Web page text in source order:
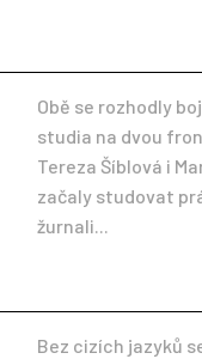
Obě se rozhodly
studia na dvou
Tereza Šíblová i
začaly studovat
žurnali...
Bez cizích jazyků